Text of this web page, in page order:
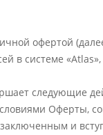
офертой
в системе
следующие
Оферты,
и